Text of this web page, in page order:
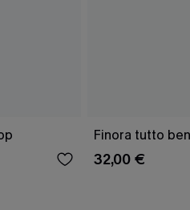
Finora tutto
32,00 €